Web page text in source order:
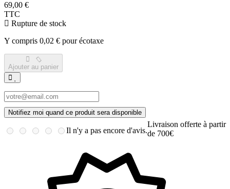
69,00 €
TTC
Rupture de stock
Y compris 0,02 € pour écotaxe
Ajouter au panier
Notifiez moi quand ce produit sera disponible
Il n'y a pas encore d'avis.
Livraison offerte à partir
de 700€